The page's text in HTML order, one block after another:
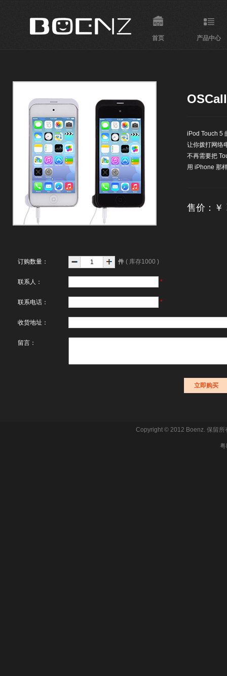
首页 产品中心
iPod Touch 5
让你拨打网络
不再需要把
用 iPhone 那
售价：￥
订购数量： 件 ( 库存1000 )
联系人： *
联系电话： *
收货地址：
留言：
Copyright © 2012 Boenz. 保留